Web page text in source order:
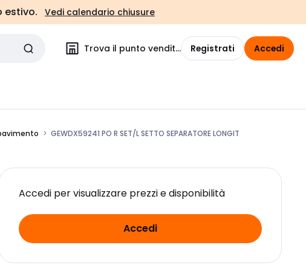
estivo. Vedi calendario chiusure
Trova il punto vendita Registrati Accedi
GEWDX59241 PO R SET/L SETTO SEPARATORE LONGIT
Accedi per visualizzare prezzi e disponibilità
Accedi